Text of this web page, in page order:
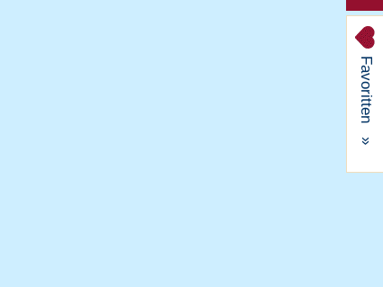
Favoritten
»